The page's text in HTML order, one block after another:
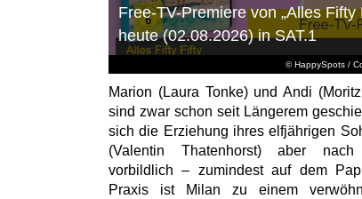
© HappySpots /
Free-TV-Premiere von „Alles Fifty
heute (02.08.2026) in SAT.1
Marion (Laura Tonke) und Andi
sind zwar schon seit Längerem
sich die Erziehung ihres elfjährigen
(Valentin Thatenhorst) aber
vorbildlich – zumindest auf dem
Praxis ist Milan zu einem